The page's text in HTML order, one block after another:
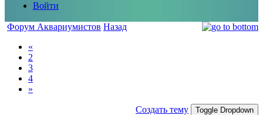
Войти
Форум Аквариумистов Назад
«
2
3
4
»
Создать тему Toggle Dropdown